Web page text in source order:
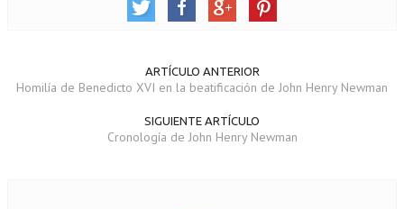
ARTÍCULO ANTERIOR
Homilía de Benedicto XVI en la beatificación de John Henry Newman
SIGUIENTE ARTÍCULO
Cronología de John Henry Newman